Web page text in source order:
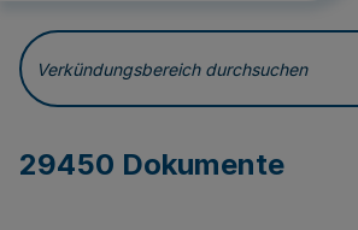
Verkündungsbereich durchsuchen
29450 Dokumente